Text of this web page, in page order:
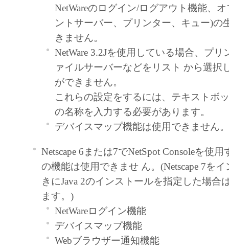
容によりキヤノンまたはキヤノンのラ
します。
著作権表示
お客様は、「本ソフトウェア」に含ま
はキヤノンのライセンサーの著作権表
しもしくは削除してはなりません。
保証の否認・免責
「本ソフトウェア」は、『現状の
用許諾されます。キヤノン、キヤ
店のいずれも、「本ソフトウェア
性および特定の目的への適合性の
なる保証も、明示たると黙示たる
ないものとします。
キヤノン、キヤノンの子会社、キ
社、それらの販売代理店または販
「本ソフトウェア」の使用または
NetWareのログイン/ログアウト機能、
ントサーバー、プリンター、キュー)の
きません。
NetWare 3.2Jを使用している場合、プ
ァイルサーバーなどをリスト から選択
ができません。
これらの設定をするには、テキストボ
の名称を入力する必要があります。
デバイスマップ機能は使用できません。
Netscape 6または7でNetSpot Consoleを使
の機能は使用できませ ん。(Netscape 7を
きにJava 2のインストールを指定した場合
ます。)
NetWareログイン機能
デバイスマップ機能
Webブラウザー通知機能